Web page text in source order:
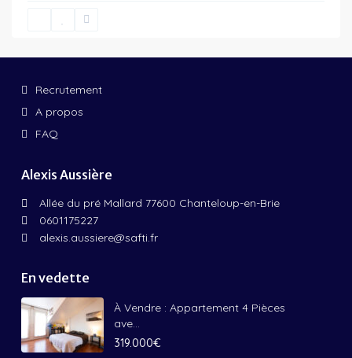
Recrutement
A propos
FAQ
Alexis Aussière
Allée du pré Mallard 77600 Chanteloup-en-Brie
0601175227
alexis.aussiere@safti.fr
En vedette
À Vendre : Appartement 4 Pièces
ave...
319.000€